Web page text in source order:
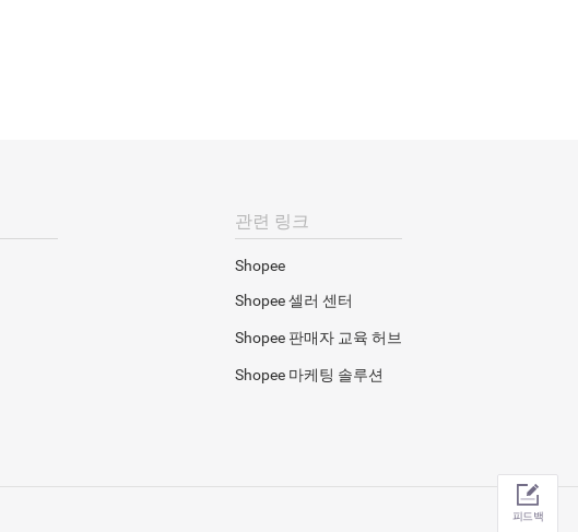
관련 링크
Shopee
Shopee 셀러 센터
Shopee 판매자 교육 허브
Shopee 마케팅 솔루션
피드백